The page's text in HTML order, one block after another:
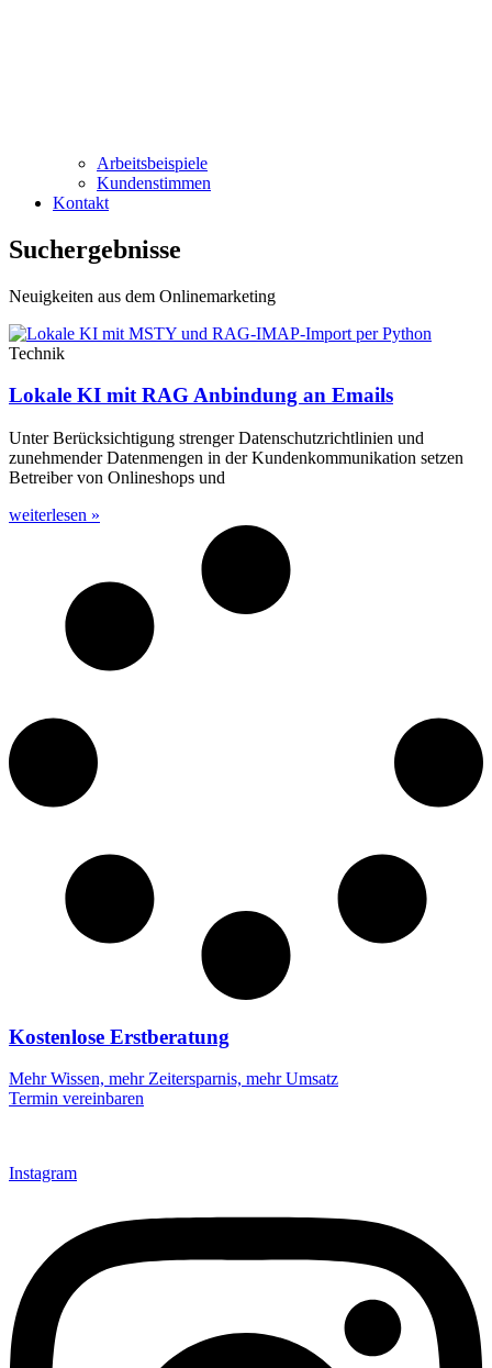
Arbeitsbeispiele
Kundenstimmen
Kontakt
Suchergebnisse
Neuigkeiten aus dem Onlinemarketing
Technik
Lokale KI mit RAG Anbindung an Emails
Unter Berücksichtigung strenger Datenschutzrichtlinien und
zunehmender Datenmengen in der Kundenkommunikation setzen
Betreiber von Onlineshops und
weiterlesen »
Kostenlose Erstberatung
Mehr Wissen, mehr Zeitersparnis, mehr Umsatz
Termin vereinbaren
Instagram